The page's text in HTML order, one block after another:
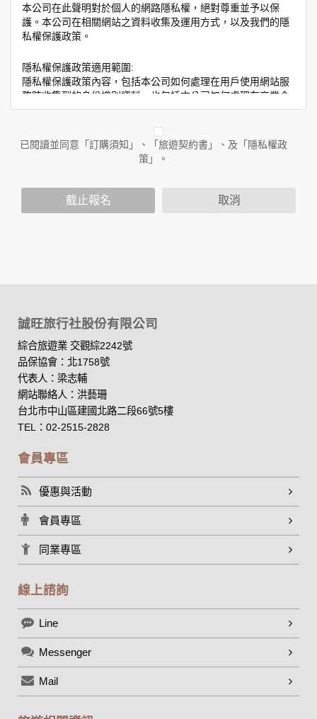
本公司在此聲明對於個人的網路隱私權，絕對尊重並予以保
護。本公司在相關網站之資料收集及運用方式，以及我們的隱
私權保護政策。
隱私權保護政策適用範圍:
隱私權保護政策內容，包括本公司如何處理在用戶使用網站服
務時收集到的身份識別資料，也包括本公司如何處理在商業合
作與本公司合作時分享的任何身份識別資料。隱私權保護政策
人員。例如您透過本公司旗下網站上的廣告廠商連結，這些置
放連結的廠商也可能蒐集您個人的資料。對於您主動提供的個
人資訊，這些廣告廠商或連結網站有其個別的隱私權保護政
您個人在本網站上的聊天室或討論區中任意公開個人資料的行
於一般瀏覽時，伺服器會自行記錄相關行徑，包括您使用連線
設備的 IP 位址、使用時間、使用的瀏覽器、瀏覽及點選資料記
錄等，做為我們增進網站服務的參考依據，此記錄為內部應
用，決不對外公布。
為提供精確的服務，我們會將收集的問卷調查內容進行統計與
分析，分析結果之統計數據或說明文字呈現，除供內部研究
外，我們會視需要公佈統計數據及說明文字，但不涉及特定個
人之資料。
的個人資料揭露予第三人或使用於蒐集目的以外之其他用途。
在您於本網站註冊帳號、使用本網站相關產品、服務、活動或
業夥伴處取得個人資料。
當客戶在本網站註冊時，我們會取得您的姓名、電話、住址、
身份證字號、電子郵件、出生日期、性別、行業等相關資料，
當您註冊成功，並登入使用我們的服務後，我們即取得您的資
料。註冊時，本網站取得您的姓名、電話、住址、身份證字
號、電子郵件、出生日期、性別、行業等相關資料，當您註冊
成功，並登入使用我們的服務後，本網站即取得您的資料。
其他除了上述，會保留您在上網瀏覽或查詢時，伺服器自行產
生的相關記錄，包括您使用連線設備的 IP 位址、使用時間、使
用的瀏覽器、瀏覽及點選資料紀錄等。本網站會對個別連線者
的瀏覽器予以標示，歸納使用者瀏覽器在本網站內部所瀏覽的
網頁，除非您願意告知您的個人資料，否則本網站不會也無法
將此項記錄和您對應。請您注意，在本網站網刊登廣告之廠
商，或與連結本網站，也可能蒐集您個人的資料。對於您主動
提供的個人資訊，這些廣告廠商、或連結網站有其個別的私權
已閱讀並同意「訂購須知」、「旅遊契約書」、及「隱私權政
策」。
截止報名 取消
誠旺旅行社股份有限公司
綜合旅遊業 交觀綜2242號
品保協會：北1758號
代表人：梁志輔
網站聯絡人：洪藝珊
台北市中山區建國北路二段66號5樓
TEL：02-2515-2828
會員專區
優惠與活動
會員專區
同業專區
線上諮詢
Line
Messenger
Mail